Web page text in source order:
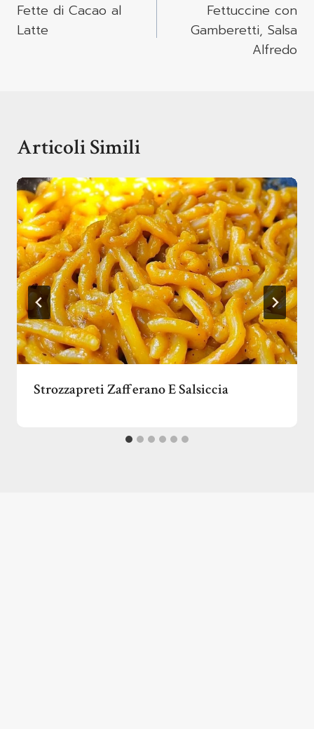
Articoli
Fette di Cacao al
Latte
Fettuccine con
Gamberetti, Salsa
Alfredo
Articoli Simili
Strozzapreti Zafferano E Salsiccia